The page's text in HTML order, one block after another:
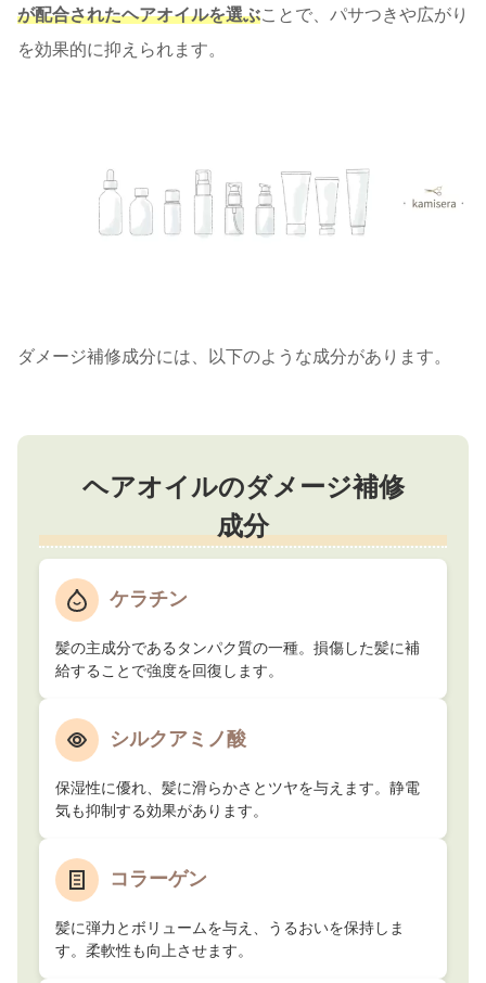
が配合されたヘアオイルを選ぶことで、パサつきや広がり
を効果的に抑えられます。
ダメージ補修成分には、以下のような成分があります。
ヘアオイルのダメージ補修
成分
ケラチン
髪の主成分であるタンパク質の一種。損傷した髪に補
給することで強度を回復します。
シルクアミノ酸
保湿性に優れ、髪に滑らかさとツヤを与えます。静電
気も抑制する効果があります。
コラーゲン
髪に弾力とボリュームを与え、うるおいを保持しま
す。柔軟性も向上させます。